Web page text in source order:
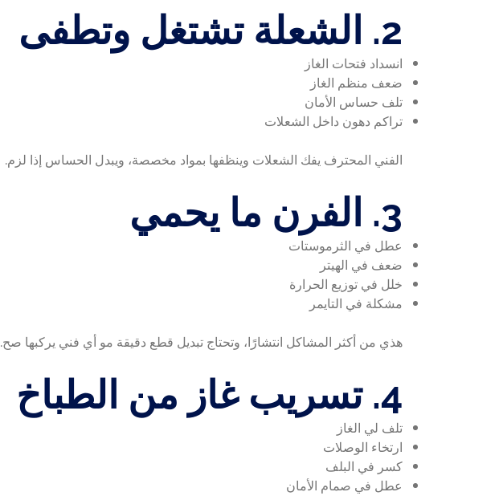
2. الشعلة تشتغل وتطفى
انسداد فتحات الغاز
ضعف منظم الغاز
تلف حساس الأمان
تراكم دهون داخل الشعلات
الفني المحترف يفك الشعلات وينظفها بمواد مخصصة، ويبدل الحساس إذا لزم.
3. الفرن ما يحمي
عطل في الثرموستات
ضعف في الهيتر
خلل في توزيع الحرارة
مشكلة في التايمر
هذي من أكثر المشاكل انتشارًا، وتحتاج تبديل قطع دقيقة مو أي فني يركبها صح.
4. تسريب غاز من الطباخ
تلف لي الغاز
ارتخاء الوصلات
كسر في البلف
عطل في صمام الأمان